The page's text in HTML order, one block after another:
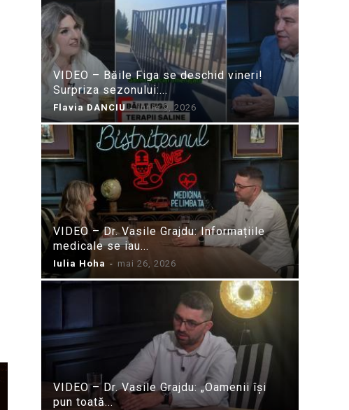
VIDEO – Băile Figa se deschid vineri!
Surpriza sezonului:...
Flavia DANCIU - iunie 9, 2026
VIDEO – Dr. Vasile Grajdu: Informațiile
medicale se iau...
Iulia Hoha - mai 26, 2026
VIDEO – Dr. Vasile Grajdu: „Oamenii își
pun toată...